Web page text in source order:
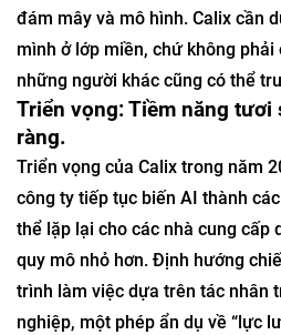
đám mây và mô hình. Calix cần
mình ở lớp miền, chứ không phải
những người khác cũng có thể
Triển vọng: Tiềm năng tươi
ràng.
Triển vọng của Calix trong năm
công ty tiếp tục biến AI thành
thể lặp lại cho các nhà cung cấp
quy mô nhỏ hơn. Định hướng
trình làm việc dựa trên tác nhân
nghiệp, một phép ẩn dụ về “lực